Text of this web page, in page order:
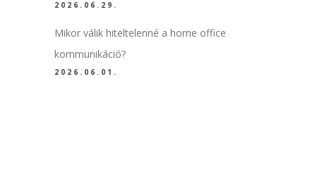
2026.06.29.
Mikor válik hiteltelenné a home office
kommunikáció?
2026.06.01.